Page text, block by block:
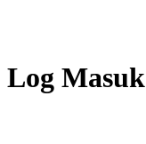
Log Masuk